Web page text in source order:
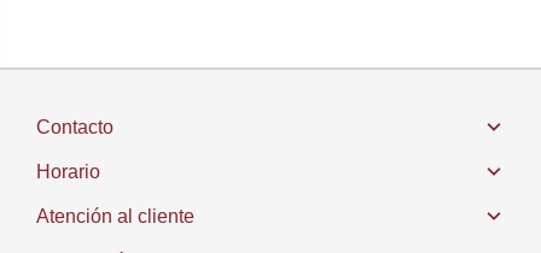
Contacto
Horario
Atención al cliente